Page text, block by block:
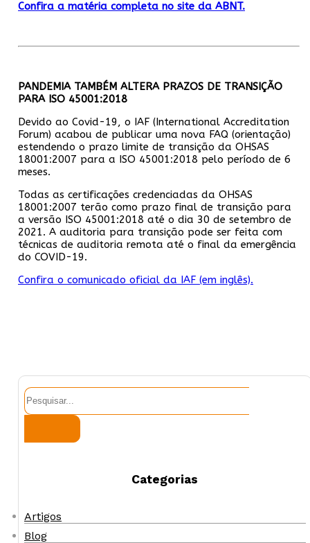
Confira a matéria completa no site da ABNT.
PANDEMIA TAMBÉM ALTERA PRAZOS DE TRANSIÇÃO
PARA ISO 45001:2018
Devido ao Covid-19, o IAF (International Accreditation
Forum) acabou de publicar uma nova FAQ (orientação)
estendendo o prazo limite de transição da OHSAS
18001:2007 para a ISO 45001:2018 pelo período de 6
meses.
Todas as certificações credenciadas da OHSAS
18001:2007 terão como prazo final de transição para
a versão ISO 45001:2018 até o dia 30 de setembro de
2021. A auditoria para transição pode ser feita com
técnicas de auditoria remota até o final da emergência
do COVID-19.
Confira o comunicado oficial da IAF (em inglês).
Pesquisar
Categorias
Artigos
Blog